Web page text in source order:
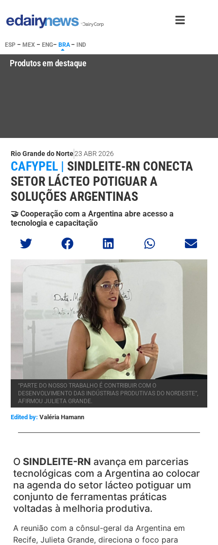
ESP – MEX – ENG– BRA– IND
Produtos em destaque
Rio Grande do Norte23 ABR 2026
CAFYPEL | SINDLEITE-RN CONECTA
SETOR LÁCTEO POTIGUAR A
SOLUÇÕES ARGENTINAS
🤝 Cooperação com a Argentina abre acesso a
tecnologia e capacitação
“PARTE DO NOSSO TRABALHO É CONTRIBUIR COM O
DESENVOLVIMENTO DAS INDÚSTRIAS PRODUTIVAS DO NORDESTE”,
AFIRMOU JULIETA GRANDE.
Edited by: Valéria Hamann
O SINDLEITE-RN avança em parcerias
tecnológicas com a Argentina ao colocar
na agenda do setor lácteo potiguar um
conjunto de ferramentas práticas
voltadas à melhoria produtiva.
A reunião com a cônsul-geral da Argentina em
Recife, Julieta Grande, direciona o foco para